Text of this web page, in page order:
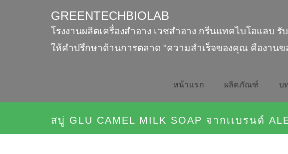
GREENTECHBIOLAB
โรงงานผลิตเครื่องสำอาง เวชสำอาง กรีนแทคไบโอแลบ
ให้คำปรึกษาด้านการตลาด "ความสำเร็จของคุณ คืองานข
หน้าเเรก ผลิตภัณฑ์ บ
สบู่ GLU CAMEL MILK SOAP จากเเบรนด์​